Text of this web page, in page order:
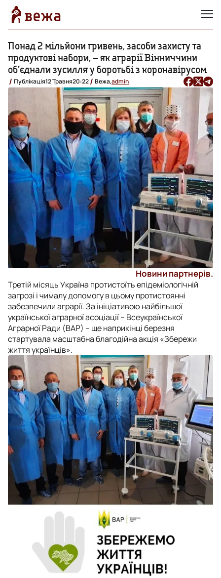
Понад 2 мільйони гривень, засоби захисту та
продуктові набори, – як аграрії Вінниччини
об’єднали зусилля у боротьбі з коронавірусом
Публікація12 Травня20:22 Вежа,admin
Новини партнерів.
Третій місяць Україна протистоїть епідеміологічній
загрозі і чималу допомогу в цьому протистоянні
забезпечили аграрії. За ініціативою найбільшої
української аграрної асоціації – Всеукраїнської
Аграрної Ради (ВАР) – ще наприкінці березня
стартувала масштабна благодійна акція «Збережи
життя українців».